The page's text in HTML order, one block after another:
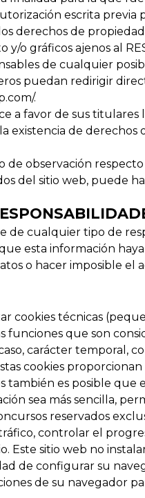
escrita previa
derechos de
y/o gráficos ajenos al
de cualquier
puedan redirigir
.
a favor de sus
existencia de
de observación
del sitio web, puede
de cualquier tipo de
esta información
o hacer imposible el
cookies técnicas
funciones que son
carácter temporal,
cookies
también es posible
sea más sencilla,
reservados
controlar el
Este sitio web no
de configurar su
de su navegador